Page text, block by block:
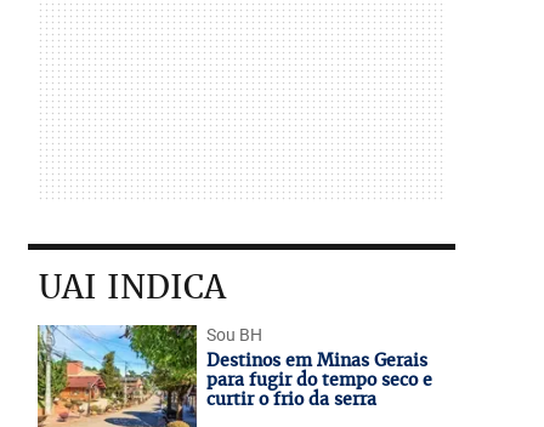
UAI INDICA
Sou BH
Destinos em Minas Gerais
para fugir do tempo seco e
curtir o frio da serra